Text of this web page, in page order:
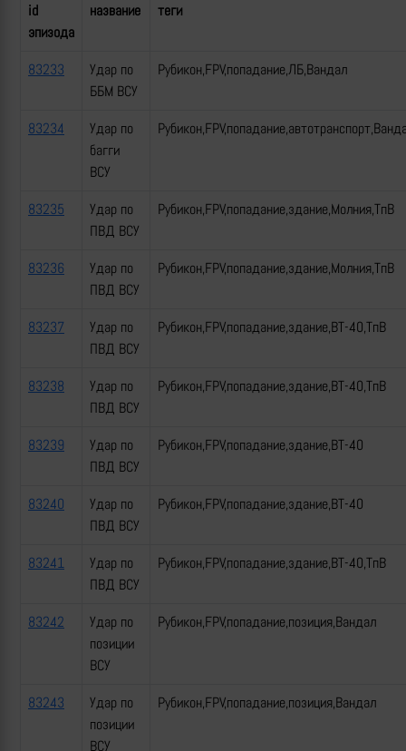
id
эпизода
название теги
83233
Удар по
ББМ ВСУ
Рубикон,FPV,попадание,ЛБ,Вандал
83234
Удар по
багги
ВСУ
83235
Удар по
ПВД ВСУ
Рубикон,FPV,попадание,здание,Молния,ТпВ
83236
Удар по
ПВД ВСУ
Рубикон,FPV,попадание,здание,Молния,ТпВ
83237
Удар по
ПВД ВСУ
Рубикон,FPV,попадание,здание,ВТ-40,ТпВ
83238
Удар по
ПВД ВСУ
Рубикон,FPV,попадание,здание,ВТ-40,ТпВ
83239
Удар по
ПВД ВСУ
Рубикон,FPV,попадание,здание,ВТ-40
83240
Удар по
ПВД ВСУ
Рубикон,FPV,попадание,здание,ВТ-40
83241
Удар по
ПВД ВСУ
Рубикон,FPV,попадание,здание,ВТ-40,ТпВ
83242
Удар по
позиции
ВСУ
Рубикон,FPV,попадание,позиция,Вандал
83243
Удар по
позиции
ВСУ
Рубикон,FPV,попадание,позиция,Вандал